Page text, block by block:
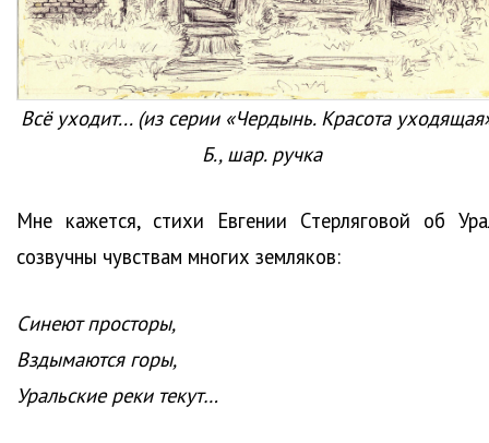
Всё уходит... (из серии «Чердынь. Красота
Б., шар. ручка
Мне кажется, стихи Евгении Стерляговой об
созвучны чувствам многих земляков:
Синеют просторы,
Вздымаются горы,
Уральские реки текут…